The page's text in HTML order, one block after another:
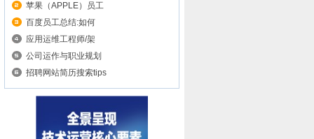
苹果（APPLE）员工
百度员工总结:如何
应用运维工程师/架
公司运作与职业规划
招聘网站简历搜索tips